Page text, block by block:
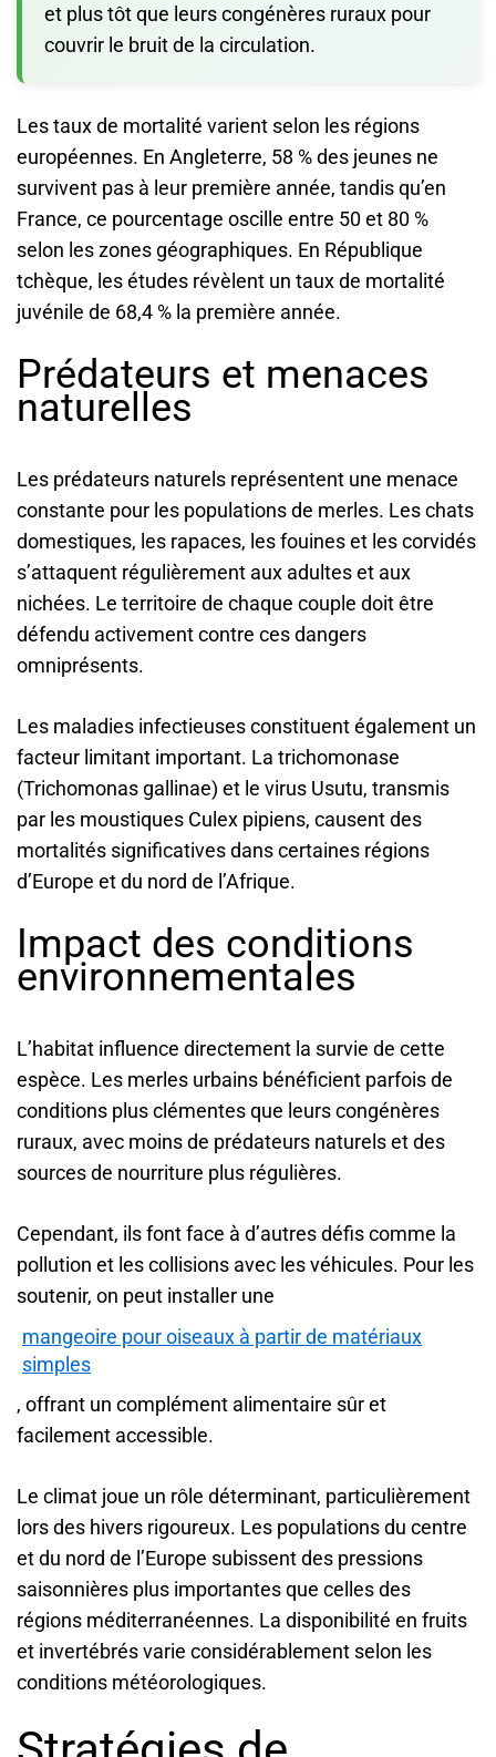
et plus tôt que leurs congénères ruraux pour
couvrir le bruit de la circulation.
Les taux de mortalité varient selon les régions
européennes. En Angleterre, 58 % des jeunes ne
survivent pas à leur première année, tandis qu’en
France, ce pourcentage oscille entre 50 et 80 %
selon les zones géographiques. En République
tchèque, les études révèlent un taux de mortalité
juvénile de 68,4 % la première année.
Prédateurs et menaces
naturelles
Les prédateurs naturels représentent une menace
constante pour les populations de merles. Les chats
domestiques, les rapaces, les fouines et les corvidés
s’attaquent régulièrement aux adultes et aux
nichées. Le territoire de chaque couple doit être
défendu activement contre ces dangers
omniprésents.
Les maladies infectieuses constituent également un
facteur limitant important. La trichomonase
(Trichomonas gallinae) et le virus Usutu, transmis
par les moustiques Culex pipiens, causent des
mortalités significatives dans certaines régions
d’Europe et du nord de l’Afrique.
Impact des conditions
environnementales
L’habitat influence directement la survie de cette
espèce. Les merles urbains bénéficient parfois de
conditions plus clémentes que leurs congénères
ruraux, avec moins de prédateurs naturels et des
sources de nourriture plus régulières.
Cependant, ils font face à d’autres défis comme la
pollution et les collisions avec les véhicules. Pour les
soutenir, on peut installer une
mangeoire pour oiseaux à partir de matériaux
simples
, offrant un complément alimentaire sûr et
facilement accessible.
Le climat joue un rôle déterminant, particulièrement
lors des hivers rigoureux. Les populations du centre
et du nord de l’Europe subissent des pressions
saisonnières plus importantes que celles des
régions méditerranéennes. La disponibilité en fruits
et invertébrés varie considérablement selon les
conditions météorologiques.